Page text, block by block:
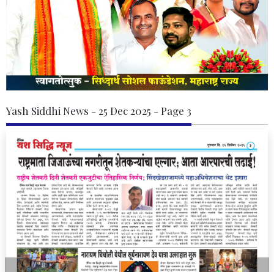
Yash Siddhi News - 25 Dec 2025 - Page 3